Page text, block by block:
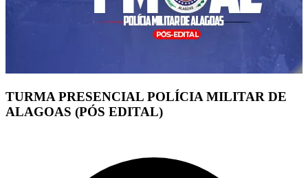
TURMA PRESENCIAL POLÍCIA MILITAR DE
ALAGOAS (PÓS EDITAL)